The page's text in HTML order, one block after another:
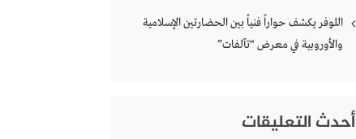
اللوفر يكشف حواراً فنياً بين الحضارتين الإسلامية
والأوروبية في معرض “تآلفات”
أحدث التعليقات